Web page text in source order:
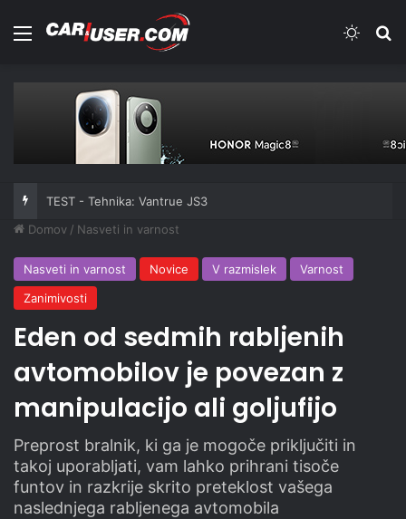
Meni
TEST - Tehnika: Vantrue JS3
Domov / Nasveti in varnost
Nasveti in varnost Novice V razmislek
Varnost
Zanimivosti
Eden od sedmih rabljenih
avtomobilov je povezan z
manipulacijo ali goljufijo
Preprost bralnik, ki ga je mogoče priključiti in
takoj uporabljati, vam lahko prihrani tisoče
funtov in razkrije skrito preteklost vašega
naslednjega rabljenega avtomobila